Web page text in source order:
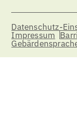
Datenschutz-
Impressum